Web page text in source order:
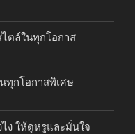
ตล์ในทุกโอกาส
ทุกโอกาสพิเศษ
ง ให้ดูหรูและมั่นใจ